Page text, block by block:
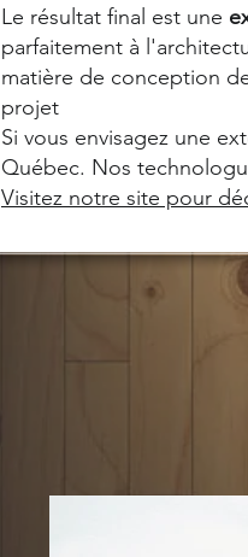
Le résultat final est une
parfaitement à
matière de conception
projet
Si vous envisagez une
Québec. Nos
Visitez notre site pour